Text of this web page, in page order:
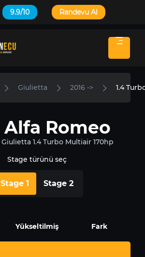
9.9/10 Randevu Al
Giulietta 2016 -> 1.4
Alfa Romeo
Giulietta 1.4 Turbo Multiair 170hp
Stage türünü seç
Stage 1 Stage 2
Yükseltilmiş Fark